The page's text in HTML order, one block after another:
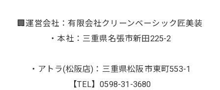
🏢運営会社：有限会社クリーンベーシック匠美装
・本社：三重県名張市新田225-2
・アトラ(松阪店)：三重県松阪市東町553-1
【TEL】0598-31-3680